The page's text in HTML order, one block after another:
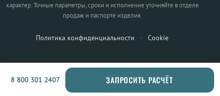
характер. Точные параметры, сроки и исполнение уточняйте в отделе
продаж и паспорте изделия.
Политика конфиденциальности · Cookie
8 800 301 2407 ЗАПРОСИТЬ РАСЧЁТ